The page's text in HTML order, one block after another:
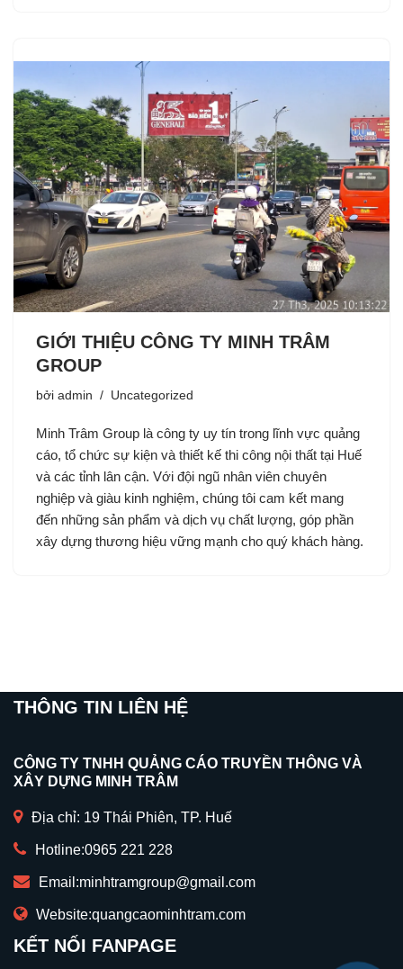
GIỚI THIỆU CÔNG TY MINH TRÂM
GROUP
bởi admin Uncategorized
Minh Trâm Group là công ty uy tín trong lĩnh vực quảng
cáo, tổ chức sự kiện và thiết kế thi công nội thất tại Huế
và các tỉnh lân cận. Với đội ngũ nhân viên chuyên
nghiệp và giàu kinh nghiệm, chúng tôi cam kết mang
đến những sản phẩm và dịch vụ chất lượng, góp phần
xây dựng thương hiệu vững mạnh cho quý khách hàng.
THÔNG TIN LIÊN HỆ
CÔNG TY TNHH QUẢNG CÁO TRUYỀN THÔNG VÀ
XÂY DỰNG MINH TRÂM
Địa chỉ: 19 Thái Phiên, TP. Huế
Hotline:0965 221 228
Email:minhtramgroup@gmail.com
Website:quangcaominhtram.com
KẾT NỐI FANPAGE